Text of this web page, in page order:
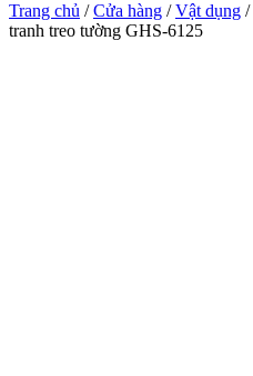
Trang chủ /Cửa hàng /Vật dụng /
tranh treo tường GHS-6125